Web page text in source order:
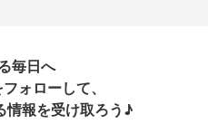
毎日へ
ォローして、
情報を受け取ろう♪